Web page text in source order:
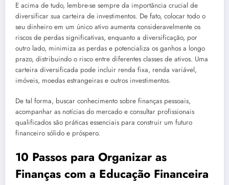
E acima de tudo, lembre-se sempre da importância crucial de
diversificar sua carteira de investimentos. De fato, colocar todo o
seu dinheiro em um único ativo aumenta consideravelmente os
riscos de perdas significativas, enquanto a diversificação, por
outro lado, minimiza as perdas e potencializa os ganhos a longo
prazo, distribuindo o risco entre diferentes classes de ativos. Uma
carteira diversificada pode incluir renda fixa, renda variável,
imóveis, moedas estrangeiras e outros investimentos.
De tal forma, buscar conhecimento sobre finanças pessoais,
acompanhar as notícias do mercado e consultar profissionais
qualificados são práticas essenciais para construir um futuro
financeiro sólido e próspero.
10 Passos para Organizar as
Finanças com a Educação Financeira